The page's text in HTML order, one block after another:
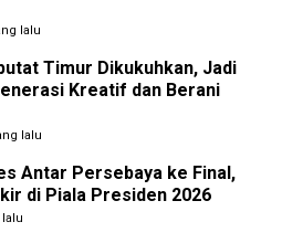
lalu
Timur Dikukuhkan, Jadi
Kreatif dan Berani
lalu
Antar Persebaya ke Final,
di Piala Presiden 2026